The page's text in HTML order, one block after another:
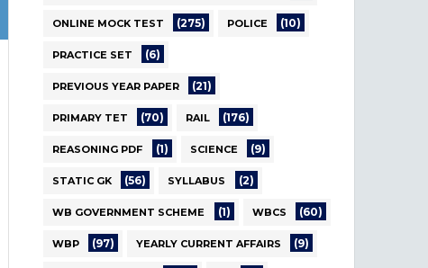
ONLINE MOCK TEST (275) POLICE (10)
PRACTICE SET (6)
PREVIOUS YEAR PAPER (21)
PRIMARY TET (70) RAIL (176)
REASONING PDF (1) SCIENCE (9)
STATIC GK (56) SYLLABUS (2)
WB GOVERNMENT SCHEME (1) WBCS (60)
WBP (97) YEARLY CURRENT AFFAIRS (9)